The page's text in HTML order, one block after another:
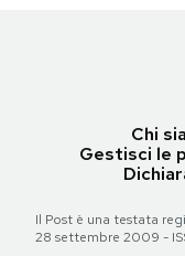
Chi
Gestisci le
Il Post è una testata
28 settembre 2009 -